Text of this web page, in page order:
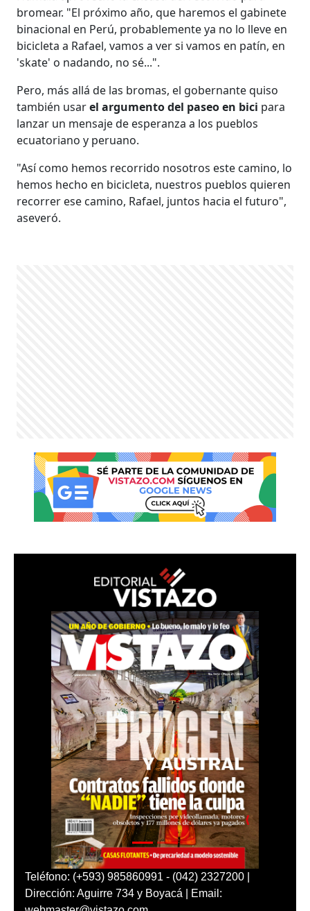
bromear. "El próximo año, que haremos el gabinete
binacional en Perú, probablemente ya no lo lleve en
bicicleta a Rafael, vamos a ver si vamos en patín, en
'skate' o nadando, no sé...".
Pero, más allá de las bromas, el gobernante quiso
también usarel argumento del paseo en bici para
lanzar un mensaje de esperanza a los pueblos
ecuatoriano y peruano.
"Así como hemos recorrido nosotros este camino, lo
hemos hecho en bicicleta, nuestros pueblos quieren
recorrer ese camino, Rafael, juntos hacia el futuro",
aseveró.
Teléfono: (+593) 985860991 - (042) 2327200 |
Dirección: Aguirre 734 y Boyacá | Email: